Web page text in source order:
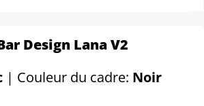
Design Lana V2
| Couleur du cadre: Noir